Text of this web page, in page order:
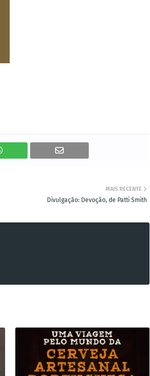
MAIS RECENTE
Divulgação: Devoção, de Patti Smith